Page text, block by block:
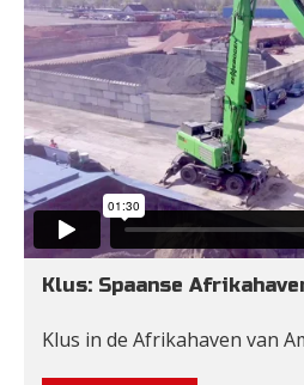
Klus: Spaanse
Klus in de Afrikahaven van